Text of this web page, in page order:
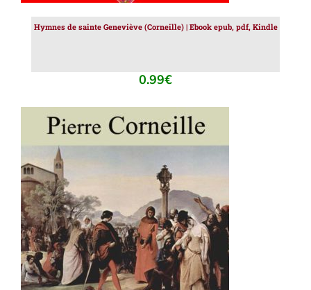
Hymnes de sainte Geneviève (Corneille) | Ebook epub, pdf, Kindle
0.99€
AJOUTER AU PANIER / DÉTAILS